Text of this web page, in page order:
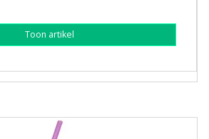
Toon artikel